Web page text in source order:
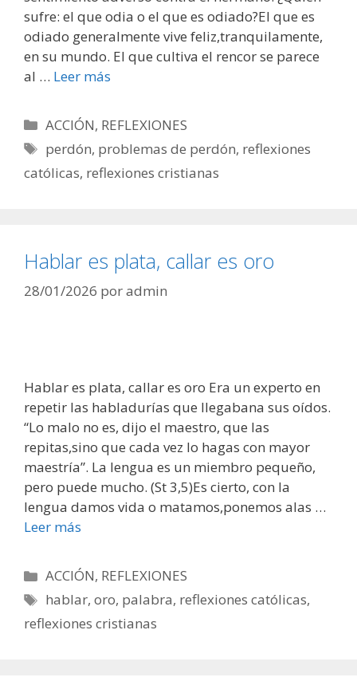
sufre: el que odia o el que es odiado?El que es
odiado generalmente vive feliz,tranquilamente,
en su mundo. El que cultiva el rencor se parece
al … Leer más
Categorías
ACCIÓN, REFLEXIONES
Etiquetas
perdón, problemas de perdón, reflexiones
católicas, reflexiones cristianas
Hablar es plata, callar es oro
28/01/2026 poradmin
Hablar es plata, callar es oro Era un experto en
repetir las habladurías que llegabana sus oídos.
“Lo malo no es, dijo el maestro, que las
repitas,sino que cada vez lo hagas con mayor
maestría”. La lengua es un miembro pequeño,
pero puede mucho. (St 3,5)Es cierto, con la
lengua damos vida o matamos,ponemos alas …
Leer más
Categorías
ACCIÓN, REFLEXIONES
Etiquetas
hablar,oro, palabra, reflexiones católicas,
reflexiones cristianas